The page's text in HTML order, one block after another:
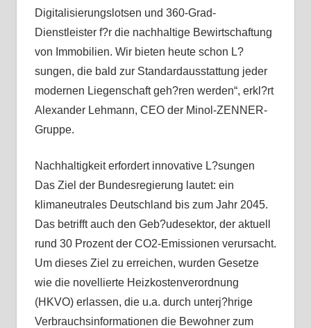
Digitalisierungslotsen und 360-Grad-
Dienstleister f?r die nachhaltige Bewirtschaftung
von Immobilien. Wir bieten heute schon L?
sungen, die bald zur Standardausstattung jeder
modernen Liegenschaft geh?ren werden“, erkl?rt
Alexander Lehmann, CEO der Minol-ZENNER-
Gruppe.
Nachhaltigkeit erfordert innovative L?sungen
Das Ziel der Bundesregierung lautet: ein
klimaneutrales Deutschland bis zum Jahr 2045.
Das betrifft auch den Geb?udesektor, der aktuell
rund 30 Prozent der CO2-Emissionen verursacht.
Um dieses Ziel zu erreichen, wurden Gesetze
wie die novellierte Heizkostenverordnung
(HKVO) erlassen, die u.a. durch unterj?hrige
Verbrauchsinformationen die Bewohner zum